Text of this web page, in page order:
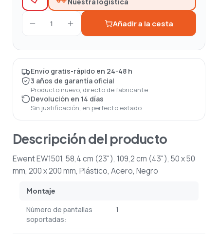
1 Añadir a la cesta
Envío gratis-rápido en 24-48 h
3 años de garantía oficial
Producto nuevo, directo de fabricante
Devolución en 14 días
Sin justificación, en perfecto estado
Descripción del producto
Ewent EW1501, 58,4 cm (23"), 109,2 cm (43"), 50 x 50
mm, 200 x 200 mm, Plástico, Acero, Negro
Montaje
Número de pantallas
soportadas:
1